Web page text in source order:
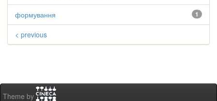
1
формування
< previous
Theme by